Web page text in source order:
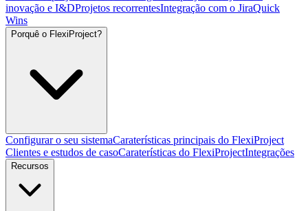
inovação e I&DProjetos recorrentesIntegração com o JiraQuick
Wins
Porquê o FlexiProject?
Configurar o seu sistemaCaraterísticas principais do FlexiProject
Clientes e estudos de casoCaraterísticas do FlexiProjectIntegrações
Recursos